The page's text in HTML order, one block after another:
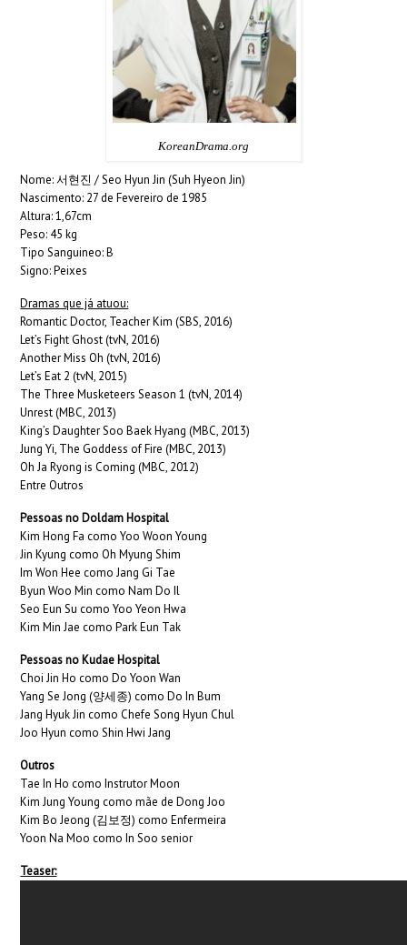
KoreanDrama.org
Nome: 서현진 / Seo Hyun Jin (Suh Hyeon Jin)
Nascimento: 27 de Fevereiro de 1985
Altura: 1,67cm
Peso: 45 kg
Tipo Sanguineo: B
Signo: Peixes
Dramas que já atuou:
Romantic Doctor, Teacher Kim (SBS, 2016)
Let’s Fight Ghost (tvN, 2016)
Another Miss Oh (tvN, 2016)
Let’s Eat 2 (tvN, 2015)
The Three Musketeers Season 1 (tvN, 2014)
Unrest (MBC, 2013)
King’s Daughter Soo Baek Hyang (MBC, 2013)
Jung Yi, The Goddess of Fire (MBC, 2013)
Oh Ja Ryong is Coming (MBC, 2012)
Entre Outros
Pessoas no Doldam Hospital
Kim Hong Fa como Yoo Woon Young
Jin Kyung como Oh Myung Shim
Im Won Hee como Jang Gi Tae
Byun Woo Min como Nam Do Il
Seo Eun Su como Yoo Yeon Hwa
Kim Min Jae como Park Eun Tak
Pessoas no Kudae Hospital
Choi Jin Ho como Do Yoon Wan
Yang Se Jong (양세종) como Do In Bum
Jang Hyuk Jin como Chefe Song Hyun Chul
Joo Hyun como Shin Hwi Jang
Outros
Tae In Ho como Instrutor Moon
Kim Jung Young como mãe de Dong Joo
Kim Bo Jeong (김보정) como Enfermeira
Yoon Na Moo como In Soo senior
Teaser: